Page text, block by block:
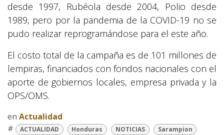
desde 1997, Rubéola desde 2004, Polio desde
1989, pero por la pandemia de la COVID-19 no se
pudo realizar reprogramándose para el este año.
El costo total de la campaña es de 101 millones de
lempiras, financiados con fondos nacionales con el
aporte de gobiernos locales, empresa privada y la
OPS/OMS.
en Actualidad
#
ACTUALIDAD Honduras NOTICIAS
Sarampion